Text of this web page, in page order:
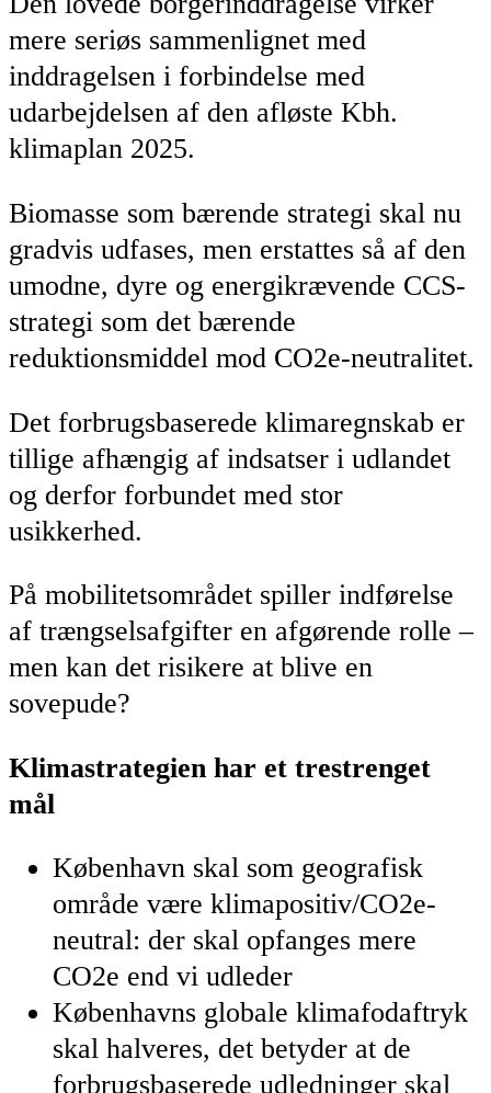
mere seriøs sammenlignet med
inddragelsen i forbindelse med
udarbejdelsen af den afløste Kbh.
klimaplan 2025.
Biomasse som bærende strategi skal nu
gradvis udfases, men erstattes så af den
umodne, dyre og energikrævende CCS-
strategi som det bærende
reduktionsmiddel mod CO2e-neutralitet.
Det forbrugsbaserede klimaregnskab er
tillige afhængig af indsatser i udlandet
og derfor forbundet med stor
usikkerhed.
På mobilitetsområdet spiller indførelse
af trængselsafgifter en afgørende rolle –
men kan det risikere at blive en
sovepude?
Klimastrategien har et trestrenget
mål
København skal som geografisk
område være klimapositiv/CO2e-
neutral: der skal opfanges mere
CO2e end vi udleder
Københavns globale klimafodaftryk
skal halveres, det betyder at de
forbrugsbaserede udledninger skal